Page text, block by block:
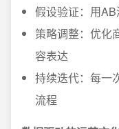
假设验证：用
策略调整：优化
容表达
持续迭代：每一
流程